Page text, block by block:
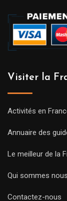
Visiter la
Activités en
Annuaire des
Le meilleur de la
Qui sommes
Contactez-nous